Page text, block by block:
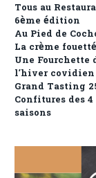
Tous au
6ème édition
Au Pied de
La crème
Une Fourchette
l’hiver covidien
Grand Tasting
Confitures des
saisons